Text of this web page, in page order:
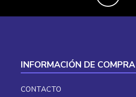
INFORMACIÓN DE COMPRA
CONTACTO